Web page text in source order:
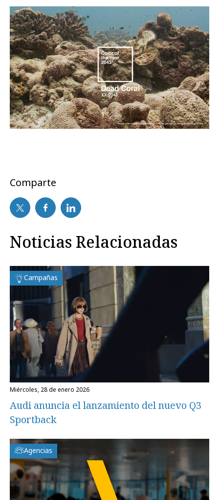
Comparte
Noticias Relacionadas
Campañas
miércoles, 28 de enero 2026
Audi anuncia el lanzamiento del nuevo Q3
Sportback
Agencias